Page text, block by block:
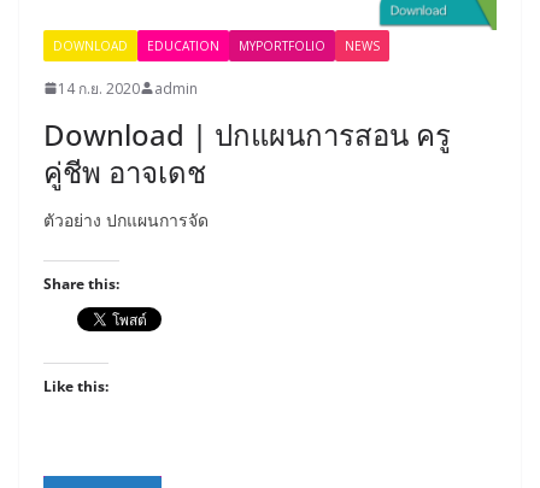
DOWNLOAD EDUCATION MYPORTFOLIO NEWS
14 ก.ย. 2020 admin
Download | ปกแผนการสอน ครู
คู่ชีพ อาจเดช
ตัวอย่าง ปกแผนการจัด
Share this:
Like this: